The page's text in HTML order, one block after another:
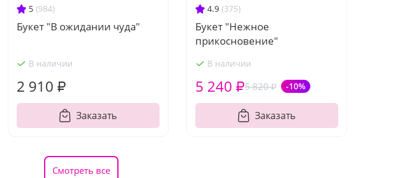
5 (984)
Букет "В ожидании чуда"
В наличии
2 910 ₽
Заказать
4.9 (375)
Букет "Нежное
прикосновение"
В наличии
5 820 ₽ -10%
5 240 ₽
Заказать
Смотреть все